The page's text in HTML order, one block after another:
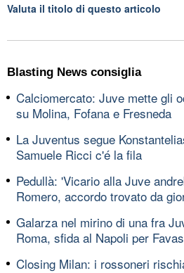
Valuta il titolo di questo articolo
Blasting News consiglia
Calciomercato: Juve mette gli
su Molina, Fofana e Fresneda
La Juventus segue
Samuele Ricci c'é la fila
Pedullà: 'Vicario alla Juve
Romero, accordo trovato da
Galarza nel mirino di una fra
Roma, sfida al Napoli per
Closing Milan: i rossoneri